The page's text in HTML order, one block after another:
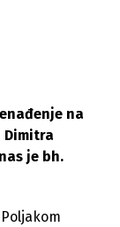
na
Dimitra
je bh.